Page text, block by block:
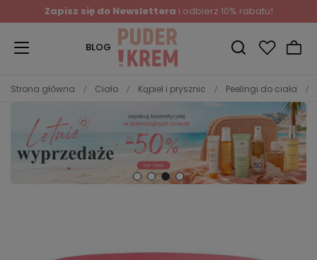
Zapisz się do Newslettera i odbierz 10% rabatu!
BLOG
Strona główna Ciało Kąpiel i prysznic Peelingi do ciała